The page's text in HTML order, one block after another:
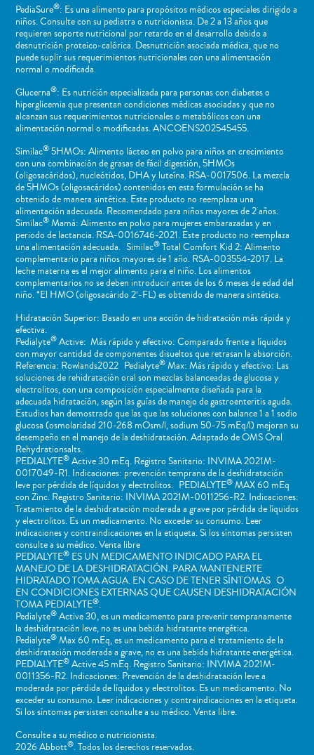
PediaSure®: Es una alimento para propósitos médicos especiales dirigido a
niños​. Consulte con su pediatra o nutricionista. De 2 a 13 años que
requieren soporte nutricional por retardo en el desarrollo debido a
desnutrición proteico-calórica. Desnutrición asociada médica, que no
puede suplir sus requerimientos nutricionales con una alimentación
normal o ​modificada.
Glucerna®: Es nutrición especializada para personas con diabetes o
hiperglicemia que presentan condiciones médicas asociadas y que no
alcanzan sus requerimientos nutricionales o metabólicos con una
alimentación normal o modificadas. ANCOENS202545455.
Similac®5HMOs: Alimento lácteo en polvo para niños en crecimiento
con una combinación de grasas de fácil digestión, 5HMOs
(oligosacáridos), nucleótidos, DHA y luteína. RSA-0017506. La mezcla
de 5HMOs (oligosacáridos) contenidos en esta formulación se ha
obtenido de manera sintética. Este producto no reemplaza una
alimentación adecuada. Recomendado para niños mayores de 2 años.
Similac®Mamá: Alimento en polvo para mujeres embarazadas y en
periodo de lactancia. RSA-0016746-2021. Este producto no reemplaza
una alimentación adecuada. Similac®Total Comfort Kid 2: Alimento
complementario para niños mayores de 1 año. RSA-003554-2017. La
leche materna es el mejor alimento para el niño. Los alimentos
complementarios no se deben introducir antes de los 6 meses de edad del
niño. *El HMO (oligosacárido 2’-FL) es obtenido de manera sintética.
Hidratación Superior: Basado en una acción de hidratación más rápida y
efectiva.
Pedialyte®Active: Más rápido y efectivo: Comparado frente a líquidos
con mayor cantidad de componentes disueltos que retrasan la absorción.
Referencia: Rowlands2022 Pedialyte®Max: Más rápido y efectivo: Las
soluciones de rehidratación oral son mezclas balanceadas de glucosa y
electrolitos, con una composición especialmente diseñada para la
adecuada hidratación, según las guías de manejo de gastroenteritis aguda.
Estudios han demostrado que las que las soluciones con balance 1 a 1 sodio
glucosa (osmolaridad 210-268 mOsm/l, sodium 50-75 mEq/l) mejoran su
desempeño en el manejo de la deshidratación. Adaptado de OMS Oral
Rehydrationsalts.
PEDIALYTE®Active 30 mEq. Registro Sanitario: INVIMA 2021M-
0017049-R1. Indicaciones: prevención temprana de la deshidratación
leve por pérdida de líquidos y electrolitos. PEDIALYTE®MAX 60 mEq
con Zinc. Registro Sanitario: INVIMA 2021M-0011256-R2. Indicaciones:
Tratamiento de la deshidratación moderada a grave por pérdida de líquidos
y electrolitos. Es un medicamento. No exceder su consumo. Leer
indicaciones y contraindicaciones en la etiqueta. Si los síntomas persisten
consulte a su médico. Venta libre
PEDIALYTE®ES UN MEDICAMENTO INDICADO PARA EL
MANEJO DE LA DESHIDRATACIÓN. PARA MANTENERTE
HIDRATADO TOMA AGUA. EN CASO DE TENER SÍNTOMAS O
EN CONDICIONES EXTERNAS QUE CAUSEN DESHIDRATACIÓN
TOMA PEDIALYTE®.
Pedialyte®Active 30, es un medicamento para prevenir tempranamente
la deshidratación leve, no es una bebida hidratante energética.
Pedialyte®Max 60 mEq, es un medicamento para el tratamiento de la
deshidratación moderada a grave, no es una bebida hidratante energética.
PEDIALYTE®Active 45 mEq. Registro Sanitario: INVIMA 2021M-
0011356-R2. Indicaciones: Prevención de la deshidratación leve a
moderada por pérdida de líquidos y electrolitos. Es un medicamento. No
exceder su consumo. Leer indicaciones y contraindicaciones en la etiqueta.
Si los síntomas persisten consulte a su médico. Venta libre.
Consulte a su médico o nutricionista.
2026 Abbott®. Todos los derechos reservados.